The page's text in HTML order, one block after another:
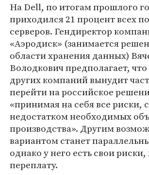
На Dell, по итогам прошлого
приходился 21 процент всех
серверов. Гендиректор
«Аэродиск» (занимается
области хранения данных)
Володкович предполагает,
других компаний вынудит
перейти на российское
«принимая на себя все риски,
недостатком необходимых
производства». Другим
вариантом станет
однако у него есть свои
переплату.